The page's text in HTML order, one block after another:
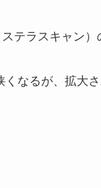
テラスキャン）
なるが、拡大